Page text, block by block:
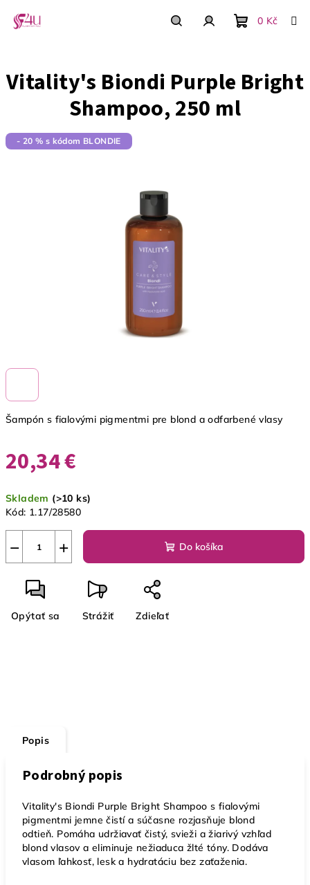
obsah
košík
0 Kč
Šampón s fialovými pigmentmi pre blond a odfarbené vlasy
20,34 €
cena:
Skladem (>10 ks)
Kód: 1.17/28580
+
− Do košíka
Opýtať sa Strážiť Zdieľať
Vitality's Biondi Purple Bright
Shampoo, 250 ml
- 20 % s kódom BLONDIE
Popis
Podrobný popis
Vitality's Biondi Purple Bright Shampoo s fialovými
pigmentmi jemne čistí a súčasne rozjasňuje blond
odtieň. Pomáha udržiavať čistý, svieži a žiarivý vzhľad
blond vlasov a eliminuje nežiaduca žlté tóny. Dodáva
vlasom ľahkosť, lesk a hydratáciu bez zaťaženia.